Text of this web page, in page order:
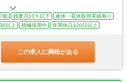
能 残業月10ｈ以下
産休・育休取得実績有り
以上 積極採用中 年間休日120日以上
この求人に興味がある